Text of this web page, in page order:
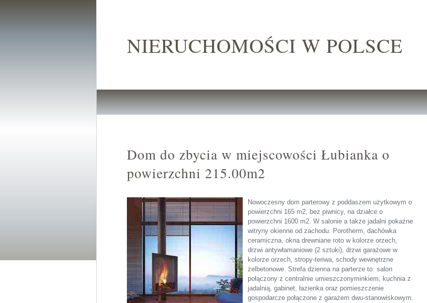
NIERUCHOMOŚCI W POLSCE
Dom do zbycia w miejscowości Łubianka o
powierzchni 215.00m2
Nowoczesny dom parterowy z poddaszem użytkowym o
powierzchni 165 m2, bez piwnicy, na działce o
powierzchni 1600 m2. W salonie a także jadalni pokaźne
witryny okienne od zachodu. Porotherm, dachówka
ceramiczna, okna drewniane roto w kolorze orzech,
drzwi antywłamaniowe (2 sztuki), drzwi garażowe w
kolorze orzech, stropy-teriwa, schody wewnętrzne
żelbetonowe. Strefa dzienna na parterze to: salon
połączony z centralnie umieszczonyminkiem, kuchnia z
jadalnią, gabinet, łazienka oraz pomieszczenie
gospodarcze połączone z garażem dwu-stanowiskowym.